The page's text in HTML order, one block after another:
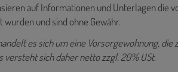
auf Informationen und Unterlagen die
und sind ohne Gewähr.
es sich um eine Vorsorgewohnung,
versteht sich daher netto zzgl. 20% USt.